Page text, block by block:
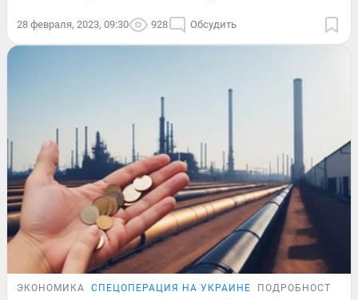
28 февраля, 2023, 09:30 928 Обсудить
ЭКОНОМИКА СПЕЦОПЕРАЦИЯ НА УКРАИНЕ ПОДРОБНОСТИ